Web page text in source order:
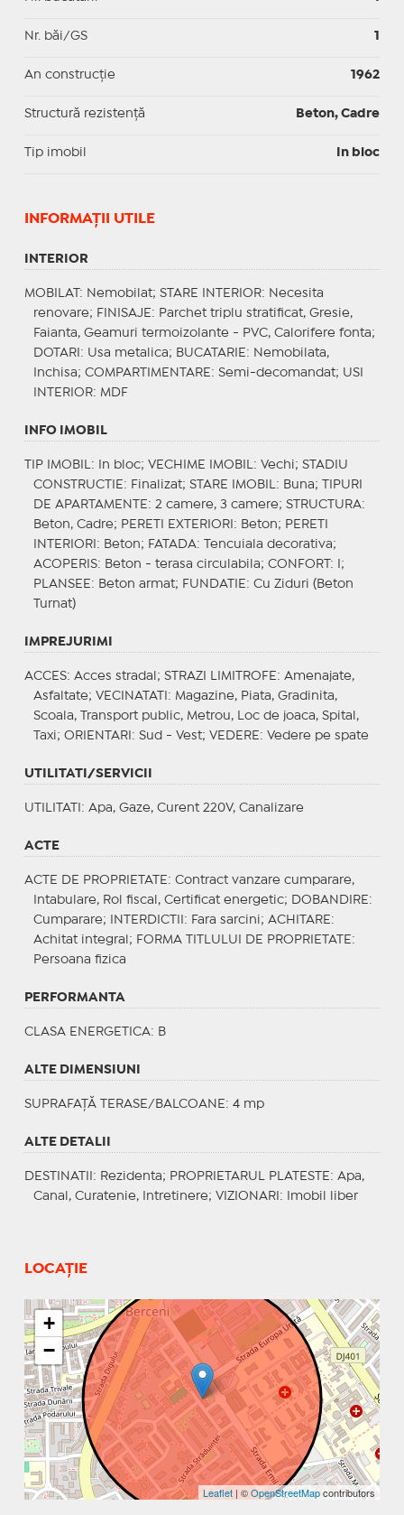
Nr. băi/GS 1
An construcție 1962
Structură rezistență Beton, Cadre
Tip imobil In bloc
INFORMAŢII UTILE
INTERIOR
MOBILAT : Nemobilat; STARE INTERIOR: Necesita
renovare; FINISAJE : Parchet triplu stratificat, Gresie,
Faianta, Geamuri termoizolante - PVC, Calorifere fonta;
DOTARI : Usa metalica; BUCATARIE : Nemobilata,
Inchisa; COMPARTIMENTARE : Semi-decomandat; USI
INTERIOR: MDF
INFO IMOBIL
TIP IMOBIL : In bloc; VECHIME IMOBIL : Vechi; STADIU
CONSTRUCTIE : Finalizat; STARE IMOBIL : Buna;
TIPURI
DE APARTAMENTE : 2 camere, 3 camere; STRUCTURA:
Beton, Cadre; PERETI EXTERIORI : Beton; PERETI
INTERIORI : Beton; FATADA: Tencuiala decorativa;
ACOPERIS: Beton - terasa circulabila; CONFORT : I;
PLANSEE : Beton armat; FUNDATIE : Cu Ziduri (Beton
Turnat)
IMPREJURIMI
ACCES: Acces stradal; STRAZI LIMITROFE : Amenajate,
Asfaltate; VECINATATI : Magazine, Piata, Gradinita,
Scoala, Transport public, Metrou, Loc de joaca, Spital,
Taxi; ORIENTARI : Sud - Vest; VEDERE : Vedere pe spate
UTILITATI/SERVICII
UTILITATI : Apa, Gaze, Curent 220V, Canalizare
ACTE
ACTE DE PROPRIETATE : Contract vanzare cumparare,
Intabulare, Rol fiscal, Certificat energetic;
DOBANDIRE :
Cumparare;
INTERDICTII : Fara sarcini; ACHITARE :
Achitat integral; FORMA TITLULUI DE PROPRIETATE :
Persoana fizica
PERFORMANTA
CLASA ENERGETICA: B
ALTE DIMENSIUNI
SUPRAFAȚĂ TERASE/BALCOANE: 4 mp
ALTE DETALII
DESTINATII : Rezidenta; PROPRIETARUL PLATESTE : Apa,
Canal, Curatenie, Intretinere; VIZIONARI : Imobil liber
LOCAȚIE
+
−
Leaflet | ©OpenStreetMapcontributors